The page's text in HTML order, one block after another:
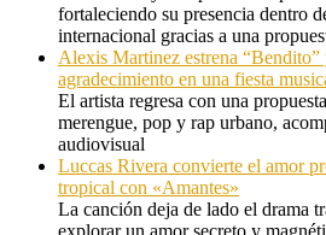
fortaleciendo su presencia dentro
internacional gracias a una
Alexis Martinez estrena “Bendito”
agradecimiento en una fiesta
El artista regresa con una
merengue, pop y rap urbano,
audiovisual
Luccas Rivera convierte el amor
tropical con «Amantes»
La canción deja de lado el drama
explorar un amor secreto y